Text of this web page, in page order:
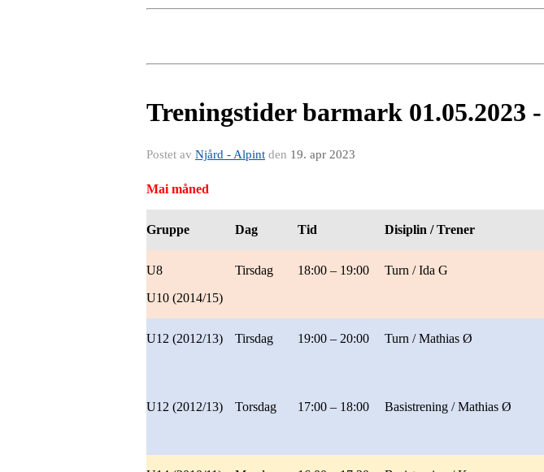
Treningstider barmark 01.05.2023 -
Postet av Njård - Alpint den 19. apr 2023
Mai måned
Gruppe Dag Tid Disiplin / Trener
U8
U10 (2014/15)
Tirsdag 18:00 – 19:00 Turn / Ida G
U12 (2012/13) Tirsdag 19:00 – 20:00 Turn / Mathias Ø
U12 (2012/13) Torsdag 17:00 – 18:00 Basistrening / Mathias Ø